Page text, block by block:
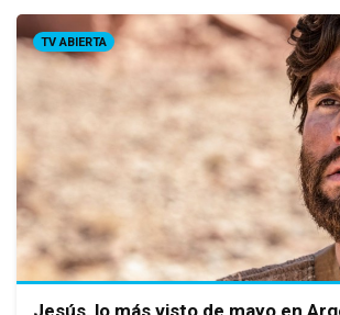
TV ABIERTA
Jesús, lo más visto de mayo en